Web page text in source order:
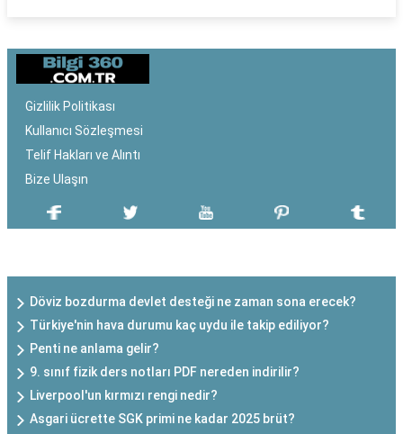
Gizlilik Politikası
Kullanıcı Sözleşmesi
Telif Hakları ve Alıntı
Bize Ulaşın
Döviz bozdurma devlet desteği ne zaman sona erecek?
Türkiye'nin hava durumu kaç uydu ile takip ediliyor?
Penti ne anlama gelir?
9. sınıf fizik ders notları PDF nereden indirilir?
Liverpool'un kırmızı rengi nedir?
Asgari ücrette SGK primi ne kadar 2025 brüt?